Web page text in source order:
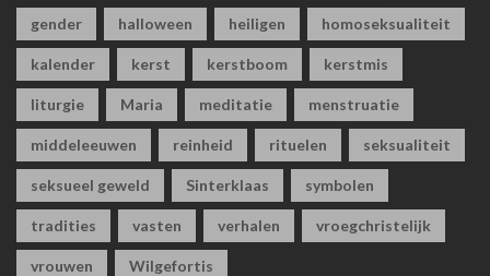
gender halloween heiligen homoseksualiteit
kalender kerst kerstboom kerstmis
liturgie Maria meditatie menstruatie
middeleeuwen reinheid rituelen seksualiteit
seksueel geweld Sinterklaas symbolen
tradities vasten verhalen vroegchristelijk
vrouwen Wilgefortis